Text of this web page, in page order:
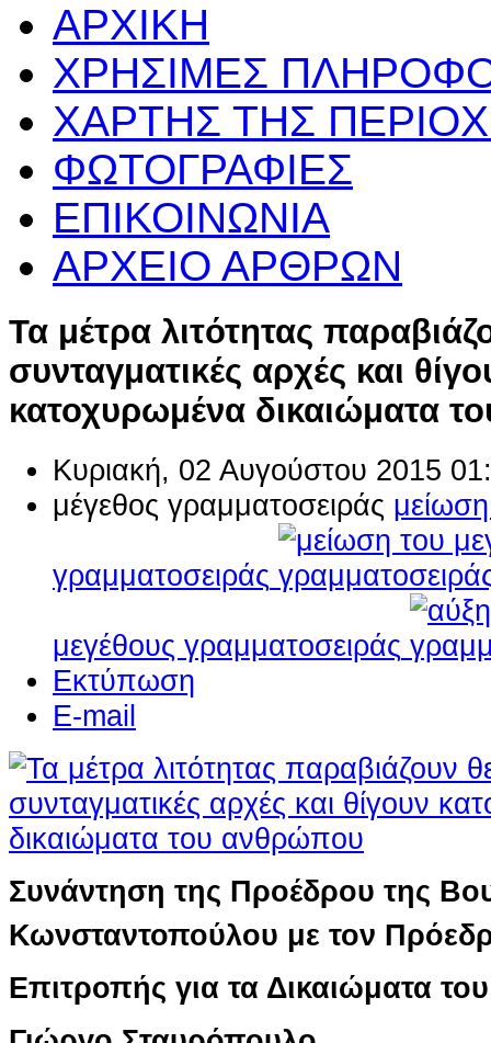
ΑΡΧΙΚΗ
ΧΡΗΣΙΜΕΣ
ΧΑΡΤΗΣ ΤΗΣ
ΦΩΤΟΓΡΑΦΙΕΣ
ΕΠΙΚΟΙΝΩΝΙΑ
ΑΡΧΕΙΟ ΑΡΘΡΩΝ
Τα μέτρα λιτότητας
συνταγματικές αρχές και
κατοχυρωμένα δικαιώματα
Κυριακή, 02 Αυγούστου 2015
μέγεθος γραμματοσειράς
γραμματοσειράς
μεγέθους γραμματοσειράς
Εκτύπωση
E-mail
Συνάντηση της Προέδρου της
Κωνσταντοπούλου με τον
Επιτροπής για τα Δικαιώματα